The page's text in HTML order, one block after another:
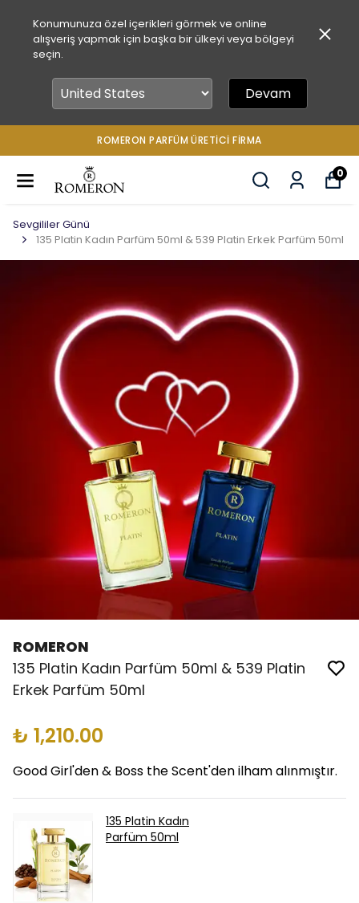
Konumunuza özel içerikleri görmek ve online
alışveriş yapmak için başka bir ülkeyi veya bölgeyi
seçin.
Devam
ROMERON PARFÜM ÜRETICI FIRMA
0
Sevgililer Günü
135 Platin Kadın Parfüm 50ml & 539 Platin Erkek Parfüm 50ml
ROMERON
135 Platin Kadın Parfüm 50ml & 539 Platin
Erkek Parfüm 50ml
₺ 1,210.00
Good Girl'den & Boss the Scent'den ilham alınmıştır.
135 Platin Kadın
Parfüm 50ml